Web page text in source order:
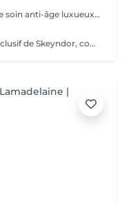
Eternal (Régénération et Nutrition) Ce soin anti-âge luxueux utilise des cellules souches végétales pour régénérer la peau et lui apporter une nutrition en profondeur. Il restaure le volume et la vitalité des couches cutanées. Résultat : Une peau plus ferme, redensifiée et pleine de vitalité.
Timeless Prodigy Un soin anti-âge exclusif de Skeyndor, conçu pour les peaux les plus exigeantes. Ce traitement de luxe combine plus de 50 ingrédients actifs, dont de la truffe blanche, du champagne et pour régénérer, raffermir et rajeunir la peau de manière intense.Une nouvelle dimension de traitement cosmétique basée sur la technologie multigénétique qui réveille la jeunesse des gènes cutanés, en agissant sur le vieillissement des cellules. Résultat : Une peau plus lisse, éclatante et visiblement plus jeune, avec une texture raffinée et une hydratation maximale. Ce soin comporte un travail manuel et avec l'appareil MEGAN de Skeyndor Pour la première fois, Tri Synergy Tech associe tout le potentiel de éléments Hi-Freq, Dermaboost et Deep RGB à un appareil multi-traitement unique qui crée une synergie parfaite aux effets spectaculaires.